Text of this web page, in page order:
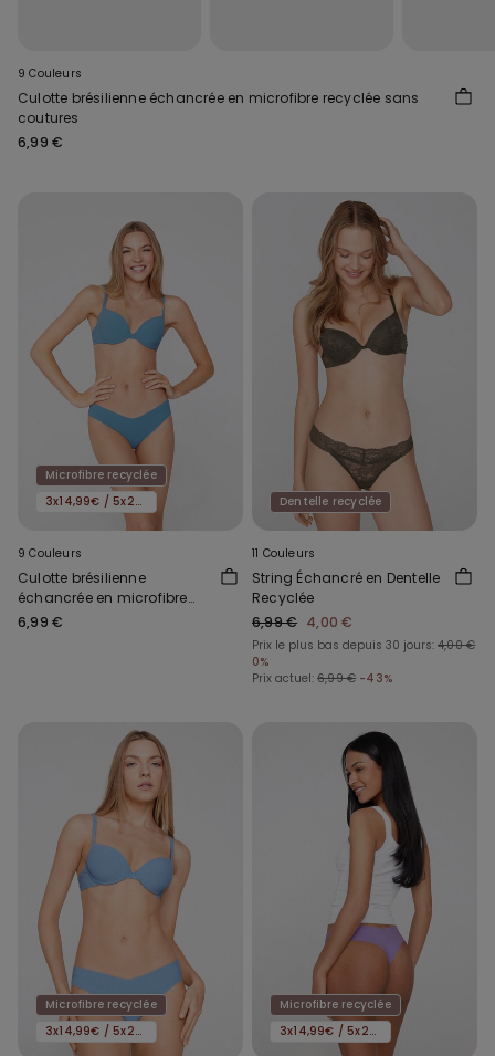
9 Couleurs
Culotte brésilienne échancrée en microfibre recyclée sans
coutures
6,99 €
Microfibre recyclée
3x14,99€ / 5x22,99€
9 Couleurs
Culotte brésilienne
échancrée en microfibre
recyclée sans coutures
6,99 €
Dentelle recyclée
11 Couleurs
String Échancré en Dentelle
Recyclée
6,99 € 4,00 €
Prix le plus bas depuis 30 jours: 4,00 €
0%
Prix actuel: 6,99 € -43%
Microfibre recyclée
3x14,99€ / 5x22,99€
Microfibre recyclée
3x14,99€ / 5x22,99€